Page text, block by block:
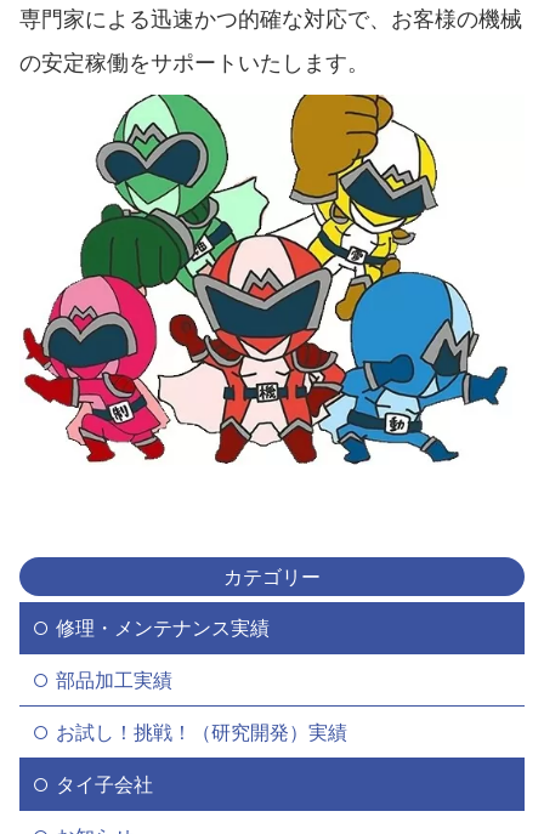
専門家による迅速かつ的確な対応で、お客様の機械
の安定稼働をサポートいたします。
カテゴリー
修理・メンテナンス実績
部品加工実績
お試し！挑戦！（研究開発）実績
タイ子会社